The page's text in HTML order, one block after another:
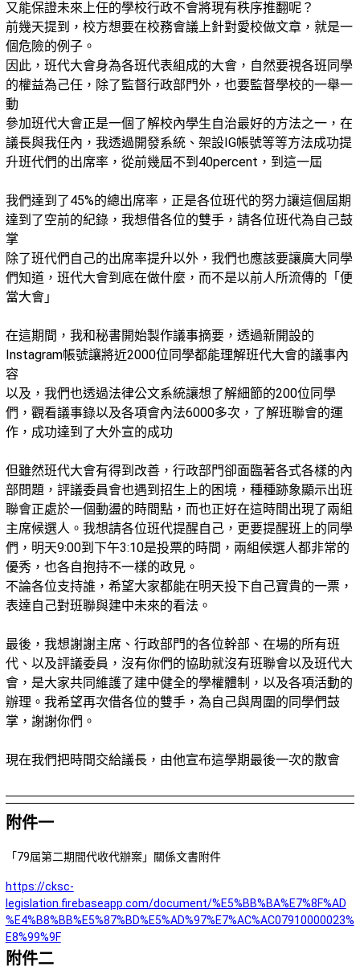
又能保證未來上任的學校行政不會將現有秩序推翻呢？
前幾天提到，校方想要在校務會議上針對愛校做文章，就是一
個危險的例子。
因此，班代大會身為各班代表組成的大會，自然要視各班同學
的權益為己任，除了監督行政部門外，也要監督學校的一舉一
動
參加班代大會正是一個了解校內學生自治最好的方法之一，在
議長與我任內，我透過開發系統、架設IG帳號等等方法成功提
升班代們的出席率，從前幾屆不到40percent，到這一屆
我們達到了45%的總出席率，正是各位班代的努力讓這個屆期
達到了空前的紀錄，我想借各位的雙手，請各位班代為自己鼓
掌
除了班代們自己的出席率提升以外，我們也應該要讓廣大同學
們知道，班代大會到底在做什麼，而不是以前人所流傳的「便
當大會」
在這期間，我和秘書開始製作議事摘要，透過新開設的
Instagram帳號讓將近2000位同學都能理解班代大會的議事內
容
以及，我們也透過法律公文系統讓想了解細節的200位同學
們，觀看議事錄以及各項會內法6000多次，了解班聯會的運
作，成功達到了大外宣的成功
但雖然班代大會有得到改善，行政部門卻面臨著各式各樣的內
部問題，評議委員會也遇到招生上的困境，種種跡象顯示出班
聯會正處於一個動盪的時間點，而也正好在這時間出現了兩組
主席候選人。我想請各位班代提醒自己，更要提醒班上的同學
們，明天9:00到下午3:10是投票的時間，兩組候選人都非常的
優秀，也各自抱持不一樣的政見。
不論各位支持誰，希望大家都能在明天投下自己寶貴的一票，
表達自己對班聯與建中未來的看法。
最後，我想謝謝主席、行政部門的各位幹部、在場的所有班
代、以及評議委員，沒有你們的協助就沒有班聯會以及班代大
會，是大家共同維護了建中健全的學權體制，以及各項活動的
辦理。我希望再次借各位的雙手，為自己與周圍的同學們鼓
掌，謝謝你們。
現在我們把時間交給議長，由他宣布這學期最後一次的散會
附件一
「79屆第二期間代收代辦案」關係文書附件
https://cksc-
legislation.firebaseapp.com/document/%E5%BB%BA%E7%8F%AD
%E4%B8%BB%E5%87%BD%E5%AD%97%E7%AC%AC07910000023%
E8%99%9F
附件二